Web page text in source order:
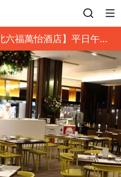
六福萬怡酒店】平日午餐
靓港點套餐